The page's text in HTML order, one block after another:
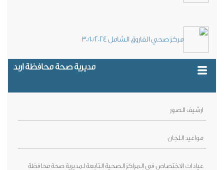
مركز صحي الفاروق الشامل 30/10/2024
مديرية صحة محافظة اربد
ارشيف الصور
مواعيد اللجان
عيادات الاختصاص في المراكز الصحية التابعة لمديرية صحة محافظة